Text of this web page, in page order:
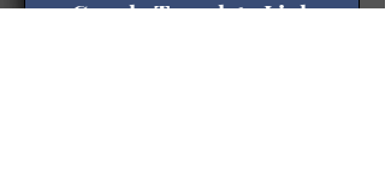
Google Translate Link